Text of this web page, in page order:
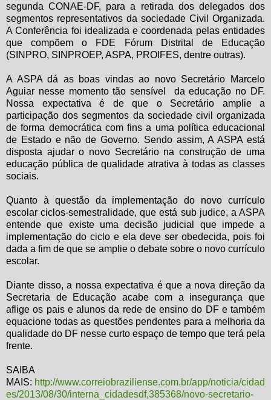
segunda CONAE-DF, para a retirada dos delegados dos
segmentos representativos da sociedade Civil Organizada.
A Conferência foi idealizada e coordenada pelas entidades
que compõem o FDE Fórum Distrital de Educação
(SINPRO, SINPROEP, ASPA, PROIFES, dentre outras).
A ASPA dá as boas vindas ao novo Secretário Marcelo
Aguiar nesse momento tão sensível da educação no DF.
Nossa expectativa é de que o Secretário amplie a
participação dos segmentos da sociedade civil organizada
de forma democrática com fins a uma política educacional
de Estado e não de Governo. Sendo assim, A ASPA está
disposta ajudar o novo Secretário na construção de uma
educação pública de qualidade atrativa à todas as classes
sociais.
Quanto à questão da implementação do novo currículo
escolar ciclos-semestralidade, que está sub judice, a ASPA
entende que existe uma decisão judicial que impede a
implementação do ciclo e ela deve ser obedecida, pois foi
dada a fim de que se amplie o debate sobre o novo currículo
escolar.
Diante disso, a nossa expectativa é que a nova direção da
Secretaria de Educação acabe com a insegurança que
aflige os pais e alunos da rede de ensino do DF e também
equacione todas as questões pendentes para a melhoria da
qualidade do DF nesse curto espaço de tempo que terá pela
frente.
SAIBA
MAIS: http://www.correiobraziliense.com.br/app/noticia/cidad
es/2013/08/30/interna_cidadesdf,385368/novo-secretario-